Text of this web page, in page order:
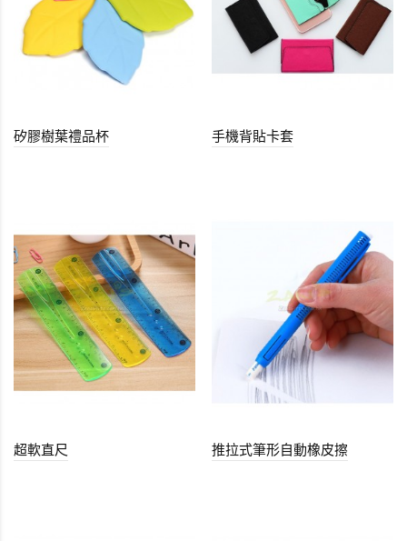
矽膠樹葉禮品杯 手機背貼卡套
超軟直尺 推拉式筆形自動橡皮擦